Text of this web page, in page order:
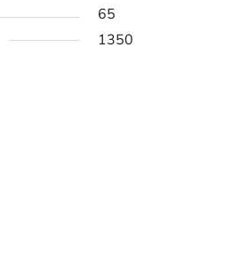
65
1350